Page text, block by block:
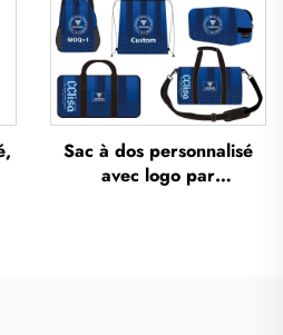
Sac à dos personnalisé
avec logo par